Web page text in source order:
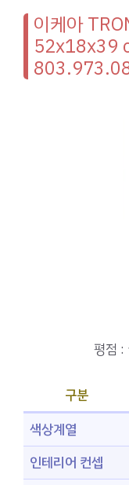
이케아
52x18x39
평점
구분
색상계열
인테리어 컨셉